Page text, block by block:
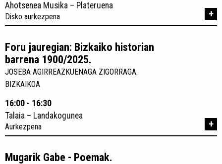
Ahotsenea Musika – Plateruena
Disko aurkezpena +
Foru jauregian: Bizkaiko historian
barrena 1900/2025.
JOSEBA AGIRREAZKUENAGA ZIGORRAGA.
BIZKAIKOA
16:00 - 16:30
Talaia – Landakogunea
Aurkezpena +
Mugarik Gabe - Poemak.